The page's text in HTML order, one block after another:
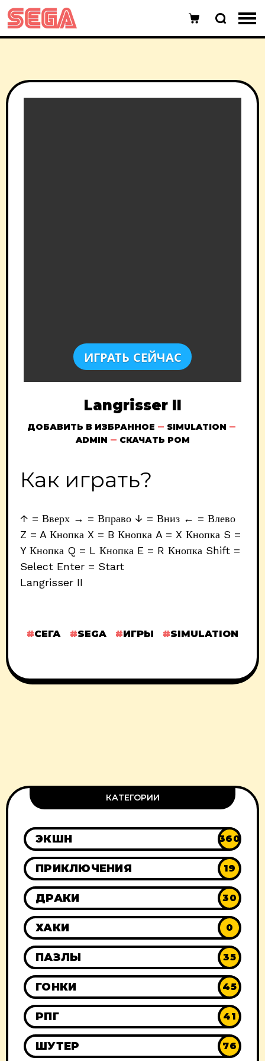
ИГРАТЬ СЕЙЧАС
Langrisser II
ДОБАВИТЬ В ИЗБРАННОЕ
SIMULATION
ADMIN
СКАЧАТЬ РОМ
Как играть?
↑ = Вверх → = Вправо ↓ = Вниз ← = Влево
Z = A Кнопка X = B Кнопка A = X Кнопка S =
Y Кнопка Q = L Кнопка E = R Кнопка Shift =
Select Enter = Start
Langrisser II
СЕГА SEGA ИГРЫ SIMULATION
КАТЕГОРИИ
ЭКШН 360
ПРИКЛЮЧЕНИЯ 19
ДРАКИ 30
ХАКИ 0
ПАЗЛЫ 35
ГОНКИ 45
РПГ 41
ШУТЕР 76